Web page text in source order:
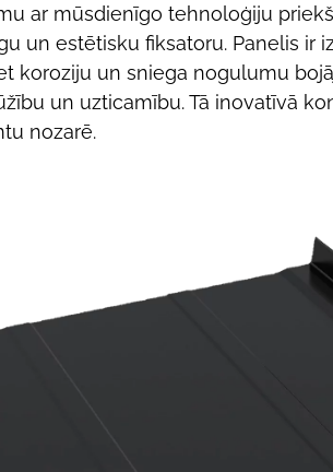
ar mūsdienīgo tehnoloģiju
un estētisku fiksatoru. Panelis ir
koroziju un sniega nogulumu
un uzticamību. Tā inovatīvā
nozarē.